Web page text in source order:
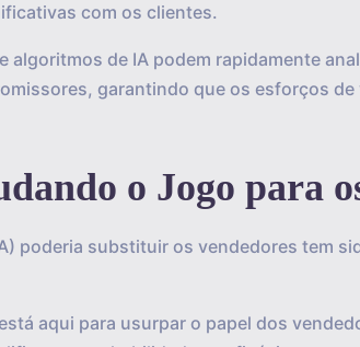
com os clientes.
algoritmos de IA podem rapidamente
garantindo que os esforços
o Jogo para
poderia substituir os vendedores tem
aqui para usurpar o papel dos